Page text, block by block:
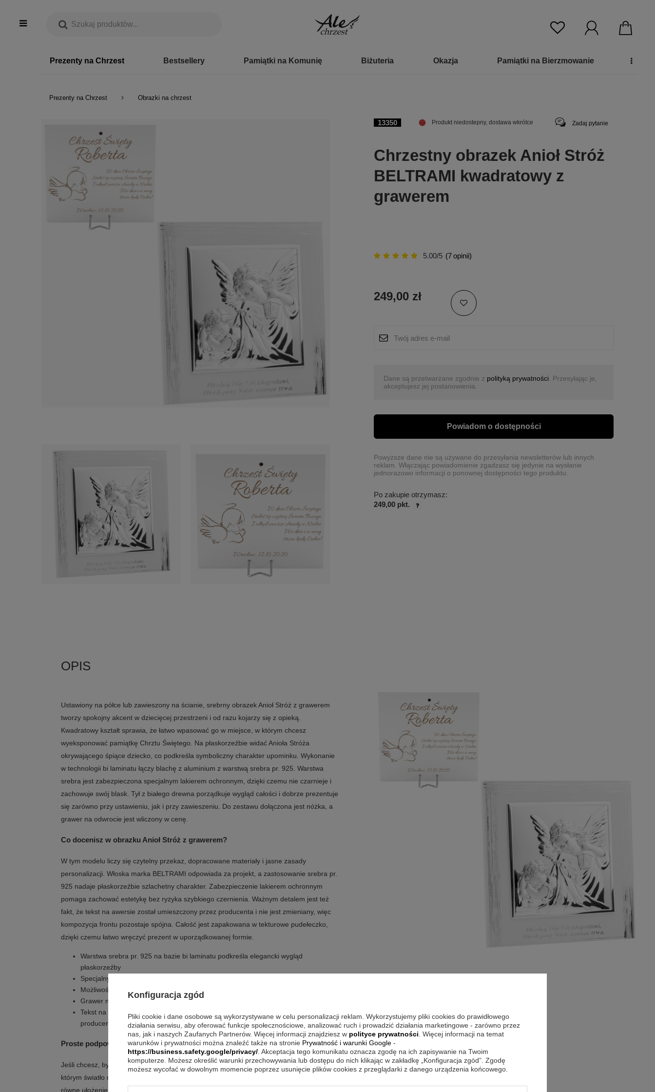
Prezenty na Chrzest Bestsellery Pamiątki na Komunię Biżuteria Okazja Pamiątki na Bierzmowanie
Prezenty na Chrzest Obrazki na chrzest
13350 Produkt niedostepny, dostawa wkrótce Zadaj pytanie
Chrzestny obrazek Anioł Stróż
BELTRAMI kwadratowy z
grawerem
5.00/5 (7opinii)
249,00 zł
Dane są przetwarzane zgodnie z polityką prywatności . Przesyłając je,
akceptujesz jej postanowienia.
Powiadom o dostępności
Powyższe dane nie są używane do przesyłania newsletterów lub innych
reklam. Włączając powiadomienie zgadzasz się jedynie na wysłanie
jednorazowo informacji o ponownej dostępności tego produktu.
Po zakupie otrzymasz:
249,00 pkt.
Ustawiony na półce lub zawieszony na ścianie, srebrny obrazek Anioł Stróż z grawerem
tworzy spokojny akcent w dziecięcej przestrzeni i od razu kojarzy się z opieką.
Kwadratowy kształt sprawia, że łatwo wpasować go w miejsce, w którym chcesz
wyeksponować pamiątkę Chrztu Świętego. Na płaskorzeźbie widać Anioła Stróża
okrywającego śpiące dziecko, co podkreśla symboliczny charakter upominku. Wykonanie
w technologii bi laminatu łączy blachę z aluminium z warstwą srebra pr. 925. Warstwa
srebra jest zabezpieczona specjalnym lakierem ochronnym, dzięki czemu nie czarnieje i
zachowuje swój blask. Tył z białego drewna porządkuje wygląd całości i dobrze prezentuje
się zarówno przy ustawieniu, jak i przy zawieszeniu. Do zestawu dołączona jest nóżka, a
grawer na odwrocie jest wliczony w cenę.
Co docenisz w obrazku Anioł Stróż z grawerem?
W tym modelu liczy się czytelny przekaz, dopracowane materiały i jasne zasady
personalizacji. Włoska marka BELTRAMI odpowiada za projekt, a zastosowanie srebra pr.
925 nadaje płaskorzeźbie szlachetny charakter. Zabezpieczenie lakierem ochronnym
pomaga zachować estetykę bez ryzyka szybkiego czernienia. Ważnym detalem jest też
fakt, że tekst na awersie został umieszczony przez producenta i nie jest zmieniany, więc
kompozycja frontu pozostaje spójna. Całość jest zapakowana w tekturowe pudełeczko,
dzięki czemu łatwo wręczyć prezent w uporządkowanej formie.
Warstwa srebra pr. 925 na bazie bi laminatu podkreśla elegancki wygląd
płaskorzeźby
Specjalny lakier ochronny zabezpiecza srebro, aby nie czarniało
Możliwość postawienia lub powieszenia ułatwia dopasowanie ekspozycji
Grawer na odwrocie jest wliczony w cenę i nie ma limitu znaków
Tekst na awersie jest stały, ponieważ został wcześniej umieszczony przez
producenta
Proste podpowiedzi aranżacyjne
Jeśli chcesz, by płaskorzeźba była dobrze widoczna, wybierz spokojne tło i miejsce, w
którym światło nie będzie tworzyło ostrych odbić. Przy zawieszeniu warto postawić na
równe ułożenie, aby kwadratowa forma wyglądała harmonijnie. Gdy obrazek ma stać,
Konfiguracja zgód
Pliki cookie i dane osobowe są wykorzystywane w celu personalizacji reklam. Wykorzystujemy pliki cookies do prawidłowego
działania serwisu, aby oferować funkcje społecznościowe, analizować ruch i prowadzić działania marketingowe - zarówno przez
nas, jak i naszych Zaufanych Partnerów. Więcej informacji znajdziesz w polityce prywatności . Więcej informacji na temat
warunków i prywatności można znaleźć także na stronie Prywatność i warunki Google -
https://business.safety.google/privacy/ . Akceptacja tego komunikatu oznacza zgodę na ich zapisywanie na Twoim
komputerze. Możesz określić warunki przechowywania lub dostępu do nich klikając w zakładkę „Konfiguracja zgód”. Zgodę
możesz wycofać w dowolnym momencie poprzez usunięcie plików cookies z przeglądarki z danego urządzenia końcowego.